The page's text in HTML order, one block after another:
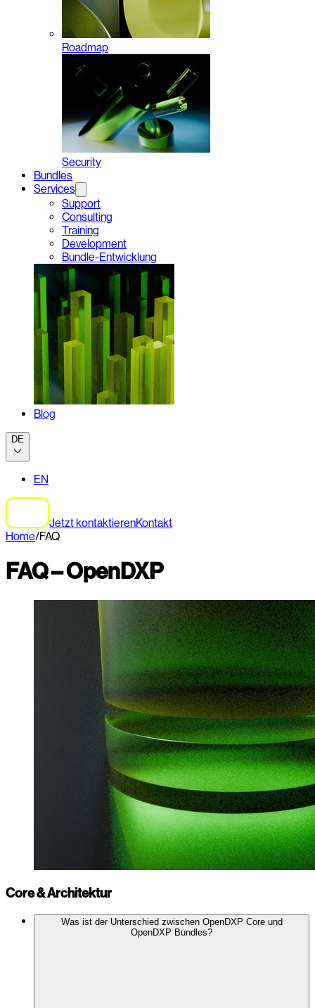
Roadmap
Security
Bundles
Services
Support
Consulting
Training
Development
Bundle-Entwicklung
Blog
DE
EN
Jetzt kontaktierenKontakt
Home/FAQ
FAQ – OpenDXP
Core & Architektur
Was ist der Unterschied zwischen OpenDXP Core und
OpenDXP Bundles?